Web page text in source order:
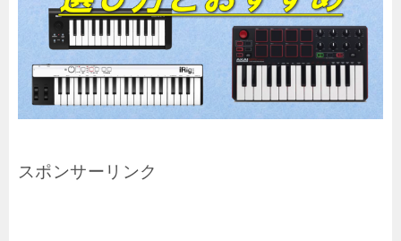
スポンサーリンク